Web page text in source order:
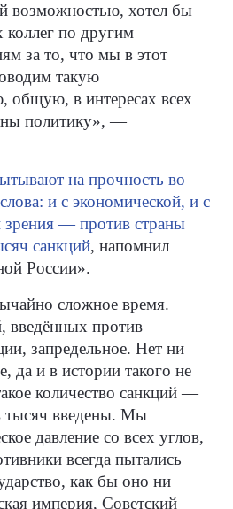
возможностью, хотел бы
коллег по другим
за то, что мы в этот
такую
общую, в интересах всех
политику», —
на прочность во
и с экономической, и с
зрения — против страны
санкций, напомнил
России».
сложное время.
введённых против
запредельное. Нет ни
да и в истории такого не
количество санкций —
тысяч введены. Мы
давление со всех углов,
всегда пытались
как бы оно ни
империя, Советский